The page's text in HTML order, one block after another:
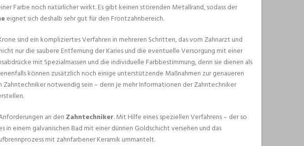
Farbe noch natürlicher wirkt. Es gibt keinen störenden Metallrand, sodass der
eignet sich deshalb sehr gut für den Frontzahnbereich.
sind ein kompliziertes Verfahren in mehreren Schritten, das vom Zahnarzt und
nur die saubere Entfernung der Karies und die eventuelle Versorgung mit einer
mit Spezialmassen und die individuelle Farbbestimmung, denn sie dienen als
können zusätzlich noch einige unterstützende Maßnahmen zur genaueren
Zahntechniker notwendig sein – denn je mehr Informationen der Zahntechniker
an den Zahntechniker. Mit Hilfe eines speziellen Verfahrens – der so
einem galvanischen Bad mit einer dünnen Goldschicht versehen und das
mit zahnfarbener Keramik ummantelt.